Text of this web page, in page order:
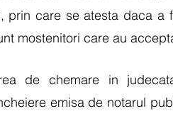
prin care se atesta daca a
mostenitori care au
de chemare in
emisa de notarul